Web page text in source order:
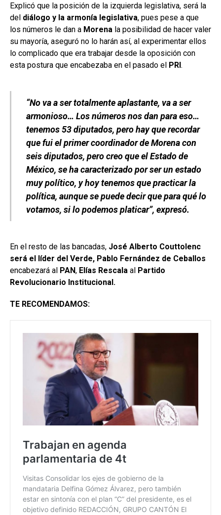
Explicó que la posición de la izquierda legislativa, será la
del diálogo y la armonía legislativa, pues pese a que
los números le dan a Morena la posibilidad de hacer valer
su mayoría, aseguró no lo harán así, al experimentar ellos
lo complicado que era trabajar desde la oposición con
esta postura que encabezaba en el pasado el PRI.
“No va a ser totalmente aplastante, va a ser
armonioso… Los números nos dan para eso…
tenemos 53 diputados, pero hay que recordar
que fui el primer coordinador de Morena con
seis diputados, pero creo que el Estado de
México, se ha caracterizado por ser un estado
muy político, y hoy tenemos que practicar la
política, aunque se puede decir que para qué lo
votamos, si lo podemos platicar”, expresó.
En el resto de las bancadas, José Alberto Couttolenc
será el líder del Verde, Pablo Fernández de Ceballos
encabezará al PAN, Elías Rescala al Partido
Revolucionario Institucional.
TE RECOMENDAMOS: